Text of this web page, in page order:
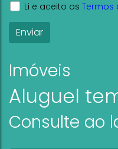
Li e aceito os Termos
Imóveis
Aluguel
Consulte ao